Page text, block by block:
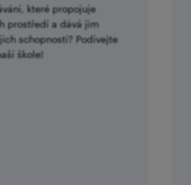
které propojuje
prostředí a dává jim
schopnosti? Podívejte
škole!